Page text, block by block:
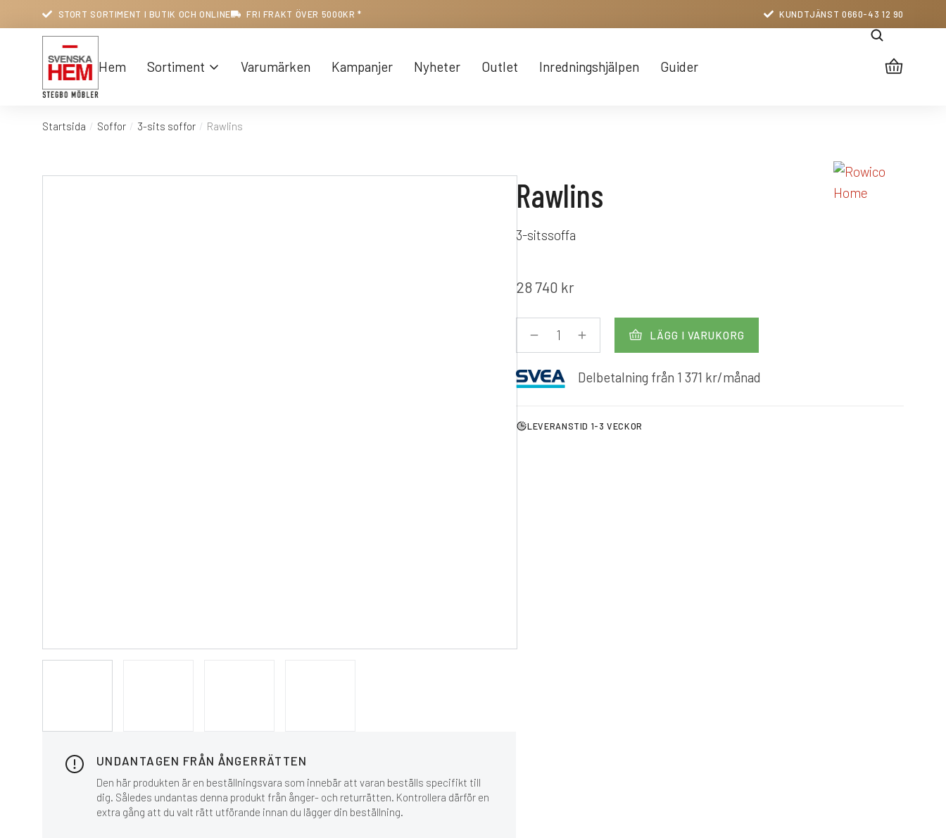
STORT SORTIMENT I BUTIK OCH ONLINE FRI FRAKT ÖVER 5000KR * KUNDTJÄNST 0660-43 12 90
Hem Sortiment Varumärken Kampanjer Nyheter Outlet Inredningshjälpen Guider
Du är här:
Startsida Soffor 3-sits soffor Rawlins
UNDANTAGEN FRÅN ÅNGERRÄTTEN
Den här produkten är en beställningsvara som innebär att varan beställs specifikt till
dig. Således undantas denna produkt från ånger- och returrätten. Kontrollera därför en
extra gång att du valt rätt utförande innan du lägger din beställning.
Rawlins
3-sitssoffa
28 740 kr
LÄGG I VARUKORG
Delbetalning från 1 371 kr/månad
LEVERANSTID 1-3 VECKOR